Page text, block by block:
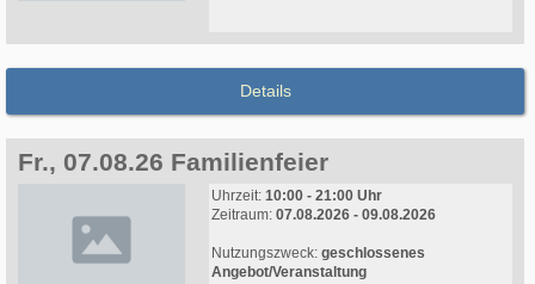
Details
Fr., 07.08.26 Familienfeier
Uhrzeit: 10:00 - 21:00 Uhr
Zeitraum: 07.08.2026 - 09.08.2026
Nutzungszweck: geschlossenes
Angebot/Veranstaltung